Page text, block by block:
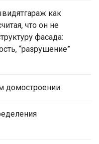
как
что он не
фасада:
“разрушение”
домостроении